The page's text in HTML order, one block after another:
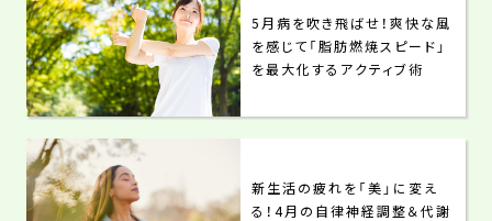
5月病を吹き飛ばせ！爽快な風
を感じて「脂肪燃焼スピード」
を最大化するアクティブ術
新生活の疲れを「美」に変え
る！4月の自律神経調整＆代謝